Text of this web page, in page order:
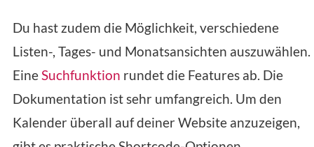
Du hast zudem die Möglichkeit, verschiedene
Listen-, Tages- und Monatsansichten auszuwählen.
EineSuchfunktion rundet die Features ab. Die
Dokumentation ist sehr umfangreich. Um den
Kalender überall auf deiner Website anzuzeigen,